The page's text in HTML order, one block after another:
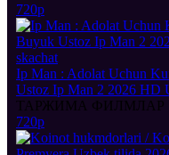
720p
Ip Man : Adolat Uchun
Ustoz Ip Man 2 2026 HD
ТАРЖИМА ФИЛМЛАР
720p